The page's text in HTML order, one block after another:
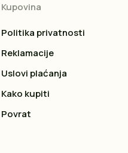
Kupovina
Politika privatnosti
Reklamacije
Uslovi plaćanja
Kako kupiti
Povrat